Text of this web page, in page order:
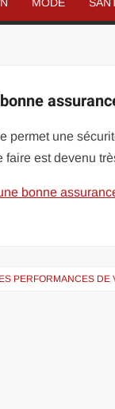
permet une
faire est devenu
bonne
PERFORMANCES DE